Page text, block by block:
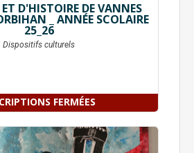
FERMÉES
D'HISTOIRE DE VANNES
_ ANNÉE SCOLAIRE
25_26
Dispositifs culturels